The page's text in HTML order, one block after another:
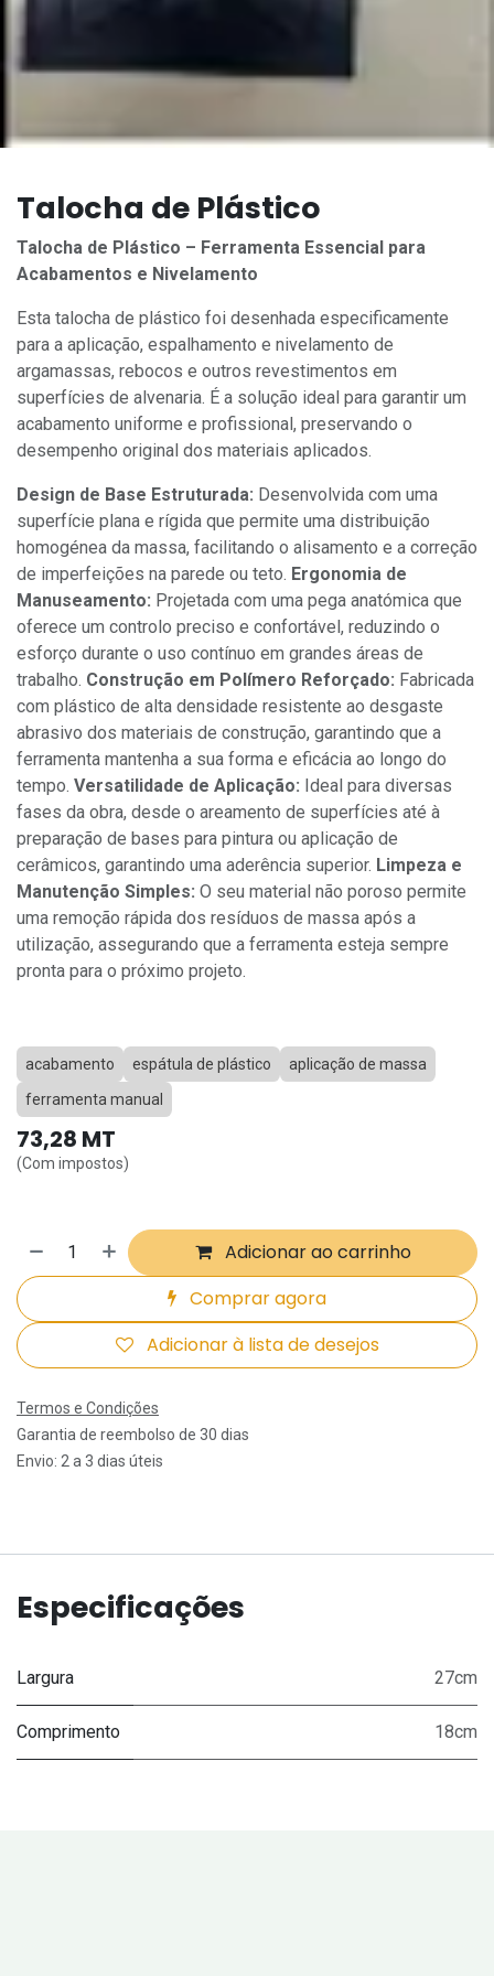
Talocha de Plástico
Talocha de Plástico – Ferramenta Essencial para
Acabamentos e Nivelamento
Esta talocha de plástico foi desenhada especificamente
para a aplicação, espalhamento e nivelamento de
argamassas, rebocos e outros revestimentos em
superfícies de alvenaria. É a solução ideal para garantir um
acabamento uniforme e profissional, preservando o
desempenho original dos materiais aplicados.
Design de Base Estruturada: Desenvolvida com uma
superfície plana e rígida que permite uma distribuição
homogénea da massa, facilitando o alisamento e a correção
de imperfeições na parede ou teto. Ergonomia de
Manuseamento: Projetada com uma pega anatómica que
oferece um controlo preciso e confortável, reduzindo o
esforço durante o uso contínuo em grandes áreas de
trabalho. Construção em Polímero Reforçado: Fabricada
com plástico de alta densidade resistente ao desgaste
abrasivo dos materiais de construção, garantindo que a
ferramenta mantenha a sua forma e eficácia ao longo do
tempo. Versatilidade de Aplicação: Ideal para diversas
fases da obra, desde o areamento de superfícies até à
preparação de bases para pintura ou aplicação de
cerâmicos, garantindo uma aderência superior. Limpeza e
Manutenção Simples: O seu material não poroso permite
uma remoção rápida dos resíduos de massa após a
utilização, assegurando que a ferramenta esteja sempre
pronta para o próximo projeto.
acabamento espátula de plástico
aplicação de massa
ferramenta manual
73,28 MT
(Com impostos)
Adicionar ao carrinho
Comprar agora
Adicionar à lista de desejos
Termos e Condições
Garantia de reembolso de 30 dias
Envio: 2 a 3 dias úteis
Especificações
Largura 27cm
Comprimento 18cm